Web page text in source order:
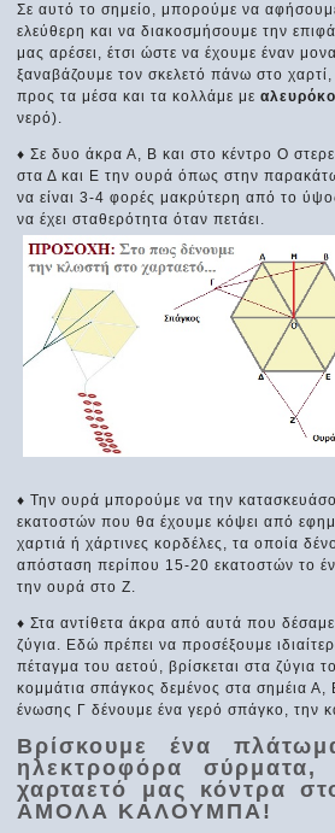
Σε αυτό το σημείο, μπορούμε να
ελεύθερη και να διακοσμήσουμε την
μας αρέσει, έτσι ώστε να έχουμε έναν
ξαναβάζουμε τον σκελετό πάνω στο
προς τα μέσα και τα κολλάμε με
νερό).
♦ Σε δυο άκρα Α, Β και στο κέντρο Ο
στα Δ και Ε την ουρά όπως στην
να είναι 3-4 φορές μακρύτερη από το
να έχει σταθερότητα όταν πετάει.
♦ Την ουρά μπορούμε να την
εκατοστών που θα έχουμε κόψει από
χαρτιά ή χάρτινες κορδέλες, τα οποία
απόσταση περίπου 15-20 εκατοστών το
την ουρά στο Ζ.
♦ Στα αντίθετα άκρα από αυτά που
ζύγια. Εδώ πρέπει να προσέξουμε
πέταγμα του αετού, βρίσκεται στα ζύγια
κομμάτια σπάγκος δεμένος στα σημέια Α,
ένωσης Γ δένουμε ένα γερό σπάγκο, την
Βρίσκουμε ένα
ηλεκτροφόρα σύρματα,
χαρταετό μας κόντρα
ΑΜΟΛΑ ΚΑΛΟΥΜΠΑ!